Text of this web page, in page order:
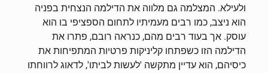
ולעילא. המצלמה גם מלווה את הדילמה הנצחית בפניה
הוא ניצב, כמו רבים מעמיתיו לתחום הספציפי בו הוא
עוסק. אך בעוד רבים מהם, כנראה רובם, פתרו את
הדילמה הזו כשפתחו קליניקות פרטיות המתפיחות את
כיסיהם, הוא עדיין מתקשה 'לעשות לביתו', לדאוג לרווחתו